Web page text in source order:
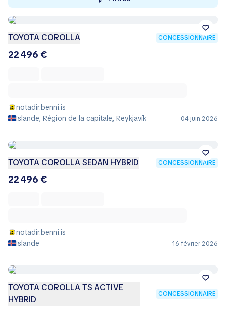
TOYOTA COROLLA CONCESSIONNAIRE
22 496 €
notadir.benni.is
Islande, Région de la capitale, Reykjavík
04 juin 2026
TOYOTA COROLLA SEDAN HYBRID CONCESSIONNAIRE
22 496 €
notadir.benni.is
Islande
16 février 2026
TOYOTA COROLLA TS ACTIVE
HYBRID
CONCESSIONNAIRE